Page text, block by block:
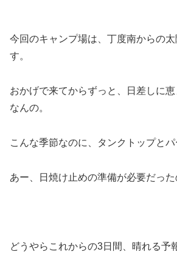
今回のキャンプ場は、丁度南からの
す。
おかげで来てからずっと、日差しに
なんの。
こんな季節なのに、タンクトップとパ
あー、日焼け止めの準備が必要だった
どうやらこれからの3日間、晴れる予